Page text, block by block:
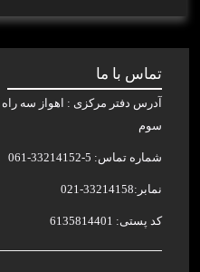
تماس با ما
سوم
شماره تماس: 5-33214152-061
نمابر:33214158-021
کد پستی: 6135814401